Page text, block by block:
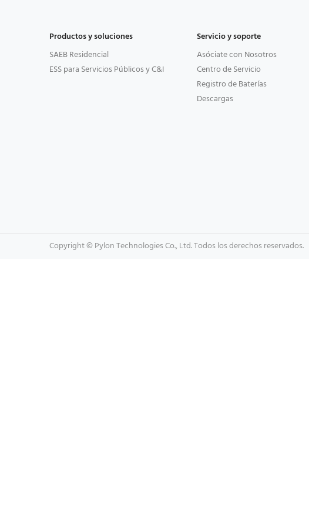
Productos y soluciones
SAEB Residencial
ESS para Servicios Públicos y C&I
Servicio y soporte
Asóciate con Nosotros
Centro de Servicio
Registro de Baterías
Descargas
Copyright © Pylon Technologies Co., Ltd. Todos los derechos reservados.